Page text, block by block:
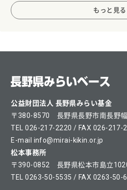
もっと見る
公益財団法人 長野県みらい基金
〒380-8570 長野県長野市南長野
TEL 026-217-2220 / FAX 026-217-
E-mail info@mirai-kikin.or.jp
松本事務所
〒390-0852 長野県松本市島立
TEL 0263-50-5535 / FAX 0263-50-